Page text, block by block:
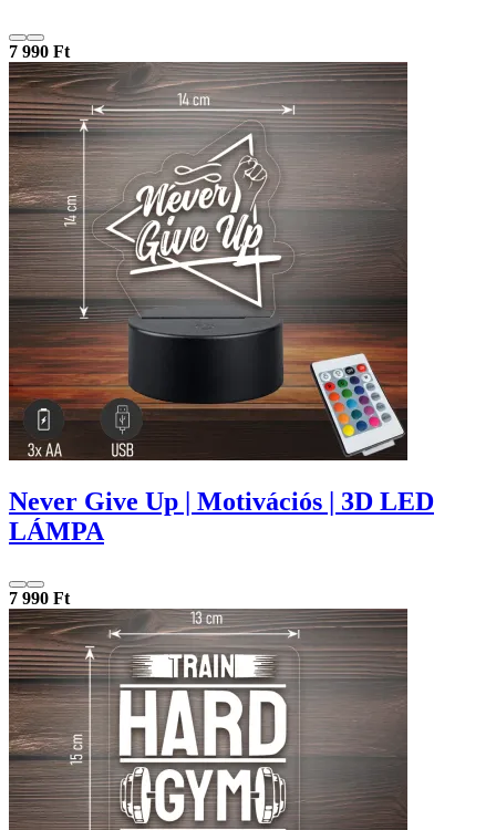
7 990 Ft
Never Give Up | Motivációs | 3D LED
LÁMPA
7 990 Ft